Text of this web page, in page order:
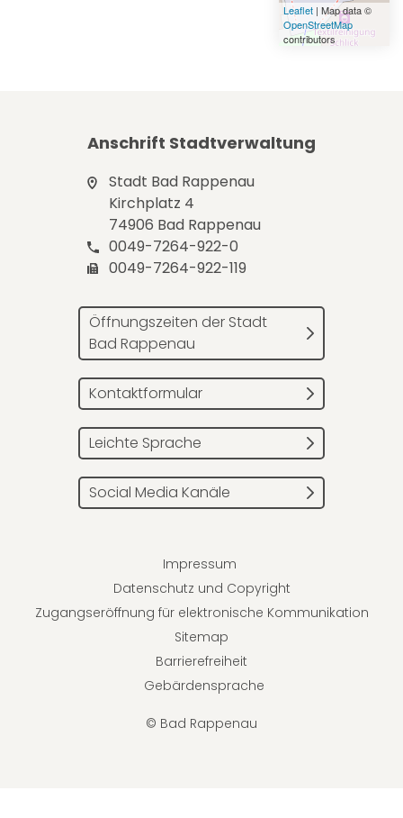
Leaflet| Map data ©
OpenStreetMap
contributors
Anschrift Stadtverwaltung
Stadt Bad Rappenau
Kirchplatz 4
74906 Bad Rappenau
0049-7264-922-0
0049-7264-922-119
Öffnungszeiten der Stadt
Bad Rappenau
Kontaktformular
Leichte Sprache
Social Media Kanäle
© Bad Rappenau
Impressum
Datenschutz und Copyright
Zugangseröffnung für elektronische Kommunikation
Sitemap
Barrierefreiheit
Gebärdensprache